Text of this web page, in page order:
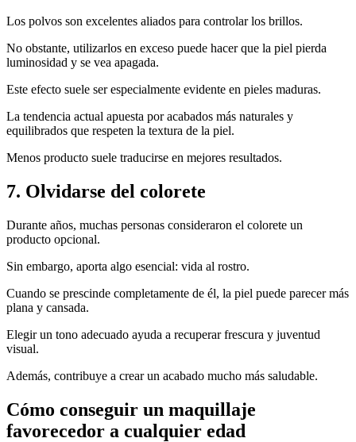
Los polvos son excelentes aliados para controlar los brillos.
No obstante, utilizarlos en exceso puede hacer que la piel pierda
luminosidad y se vea apagada.
Este efecto suele ser especialmente evidente en pieles maduras.
La tendencia actual apuesta por acabados más naturales y
equilibrados que respeten la textura de la piel.
Menos producto suele traducirse en mejores resultados.
7. Olvidarse del colorete
Durante años, muchas personas consideraron el colorete un
producto opcional.
Sin embargo, aporta algo esencial: vida al rostro.
Cuando se prescinde completamente de él, la piel puede parecer más
plana y cansada.
Elegir un tono adecuado ayuda a recuperar frescura y juventud
visual.
Además, contribuye a crear un acabado mucho más saludable.
Cómo conseguir un maquillaje
favorecedor a cualquier edad